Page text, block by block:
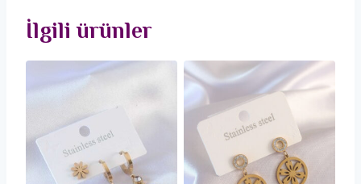
İlgili ürünler